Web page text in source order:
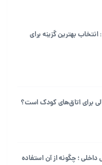
بهترین گزینه برای
برای اتاق‌های کودک است؟
؛ چگونه از آن استفاده